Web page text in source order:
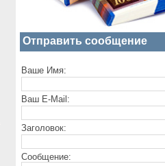
Отправить сообщение
Ваше Имя:
Ваш E-Mail:
Заголовок:
Сообщение: